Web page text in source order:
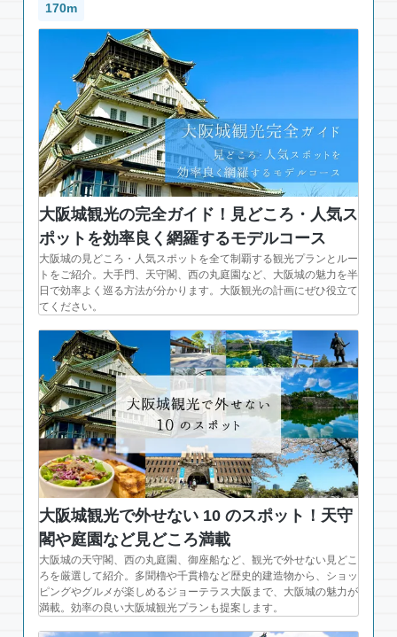
170m
大阪城観光の完全ガイド！見どころ・人気ス
ポットを効率良く網羅するモデルコース
大阪城の見どころ・人気スポットを全て制覇する観光プランとルー
トをご紹介。大手門、天守閣、西の丸庭園など、大阪城の魅力を半
日で効率よく巡る方法が分かります。大阪観光の計画にぜひ役立て
てください。
大阪城観光で外せない 10 のスポット！天守
閣や庭園など見どころ満載
大阪城の天守閣、西の丸庭園、御座船など、観光で外せない見どこ
ろを厳選して紹介。多聞櫓や千貫櫓など歴史的建造物から、ショッ
ピングやグルメが楽しめるジョーテラス大阪まで、大阪城の魅力が
満載。効率の良い大阪城観光プランも提案します。